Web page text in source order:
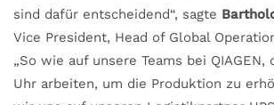
sind dafür entscheidend“, sagte
Vice President, Head of Global
„So wie auf unsere Teams bei
Uhr arbeiten, um die Produktion zu